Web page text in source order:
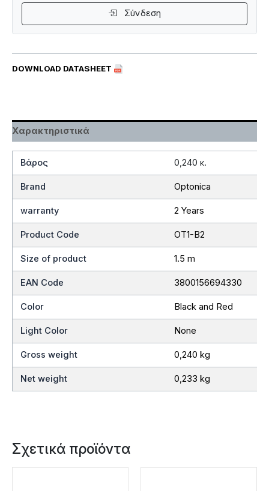
DOWNLOAD DATASHEET
Σύνδεση
Χαρακτηριστικά
Βάρος 0,240 κ.
Brand Optonica
warranty 2 Years
Product Code OT1-B2
Size of product 1.5 m
EAN Code 3800156694330
Color Black and Red
Light Color None
Gross weight 0,240 kg
Net weight 0,233 kg
Σχετικά προϊόντα